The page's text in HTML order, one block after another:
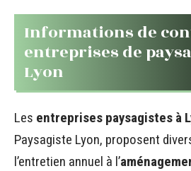
Informations de
entreprises de
Lyon
Les entreprises paysagistes à
Paysagiste Lyon, proposent
l’entretien annuel à l’